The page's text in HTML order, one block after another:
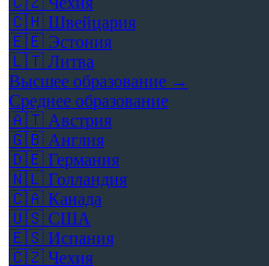
🇨🇭 Швейцария
🇪🇪 Эстония
🇱🇹 Литва
Высшее образование →
Среднее образование
🇦🇹 Австрия
🇬🇧 Англия
🇩🇪 Германия
🇳🇱 Голландия
🇨🇦 Канада
🇺🇸 США
🇪🇸 Испания
🇨🇿 Чехия